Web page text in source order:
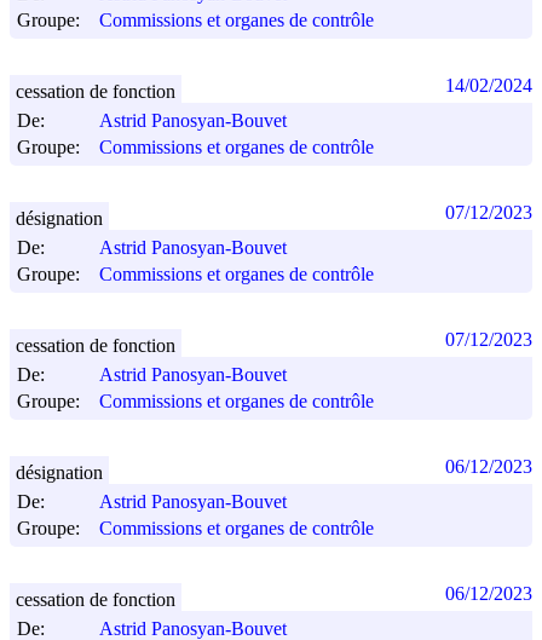
Groupe:
Commissions et organes de contrôle
De:
Astrid Panosyan-Bouvet
Groupe:
Commissions et organes de contrôle
cessation de fonction 14/02/2024
De:
Astrid Panosyan-Bouvet
Groupe:
Commissions et organes de contrôle
désignation 07/12/2023
De:
Astrid Panosyan-Bouvet
Groupe:
Commissions et organes de contrôle
cessation de fonction 07/12/2023
De:
Astrid Panosyan-Bouvet
Groupe:
Commissions et organes de contrôle
désignation 06/12/2023
De: Astrid Panosyan-Bouvet
cessation de fonction 06/12/2023